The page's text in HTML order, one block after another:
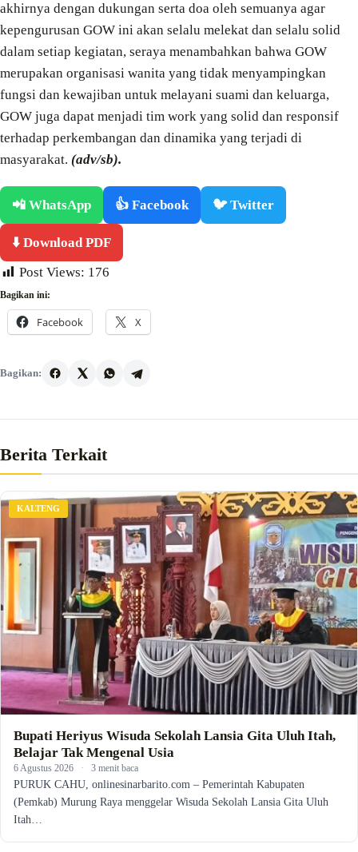
akhirnya dengan dukungan serta doa oleh semuanya agar
kepengurusan GOW ini akan selalu melekat dan selalu solid
dalam setiap kegiatan, seraya menambahkan bahwa GOW
merupakan organisasi wanita yang tidak menyampingkan
fungsi dan kewajiban untuk melayani suami dan keluarga,
GOW juga dapat menjadi tim work yang solid dan responsif
terhadap perkembangan dan dinamika yang terjadi di
masyarakat. (adv/sb).
📲 WhatsApp 👍 Facebook 🐦 Twitter
⬇️ Download PDF
Post Views: 176
Bagikan ini:
Facebook X
Bagikan:
Berita Terkait
KALTENG
Bupati Heriyus Wisuda Sekolah Lansia Gita Uluh Itah,
Belajar Tak Mengenal Usia
6 Agustus 2026 · 3 menit baca
PURUK CAHU, onlinesinarbarito.com – Pemerintah Kabupaten
(Pemkab) Murung Raya menggelar Wisuda Sekolah Lansia Gita Uluh
Itah…